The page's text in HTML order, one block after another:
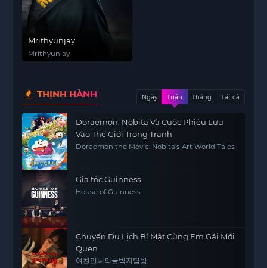
Mrithyunjay
Mrithyunjay
THỊNH HÀNH Ngày Tuần Tháng Tất cả
Doraemon: Nobita Và Cuộc Phiêu Lưu
Vào Thế Giới Trong Tranh
Doraemon the Movie: Nobita's Art World Tales
Gia tộc Guinness
House of Guinness
Chuyến Du Lịch Bí Mật Cùng Em Gái Mới
Quen
여친언니의꿀벅지탐방